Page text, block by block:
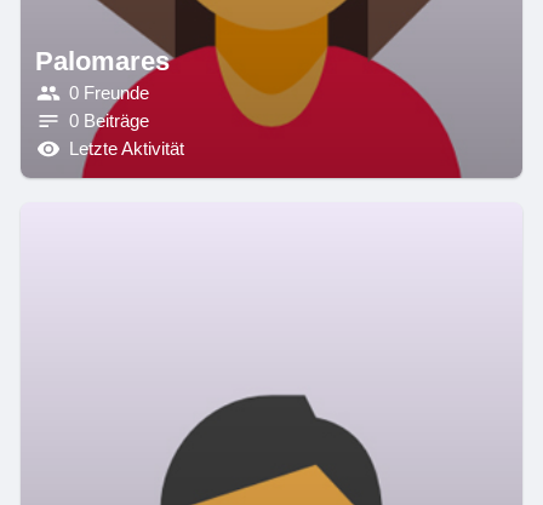
Palomares
0 Freunde
0 Beiträge
Letzte Aktivität